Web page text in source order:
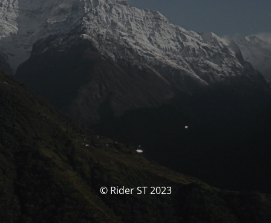
© Rider ST 2023